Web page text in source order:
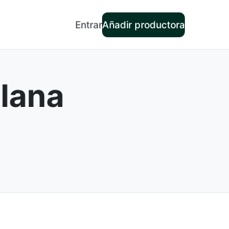
EntrarAñadir productora